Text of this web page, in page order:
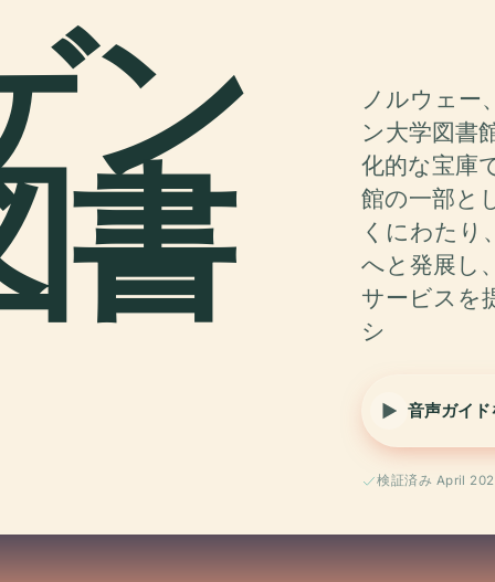
ン
書
ノルウェー
ン大学図書
化的な宝庫
館の一部と
くにわたり
へと発展し
サービスを
シ
音声ガイド
検証済み April